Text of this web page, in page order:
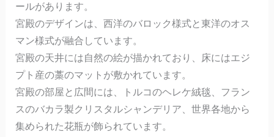
ールがあります。
宮殿のデザインは、西洋のバロック様式と東洋のオス
マン様式が融合しています。
宮殿の天井には自然の絵が描かれており、床にはエジ
プト産の藁のマットが敷かれています。
宮殿の部屋と広間には、トルコのヘレケ絨毯、フラン
スのバカラ製クリスタルシャンデリア、世界各地から
集められた花瓶が飾られています。